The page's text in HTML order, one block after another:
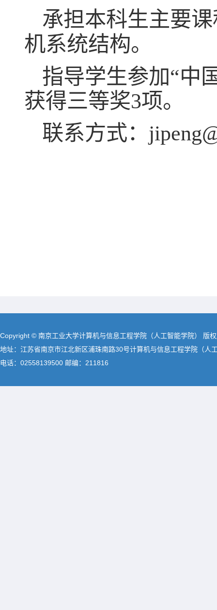
承担本科生主要
机系统结构。
指导学生参加“中
获得三等奖3项。
联系方式：
Copyright © 南京工业大学计算机与信息工程学院（人工智能学院） 版
地址：江苏省南京市江北新区浦珠南路30号计算机与信息工程学院（人
电话：02558139500 邮编：211816